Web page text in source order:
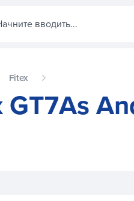
вводить...
Fitex